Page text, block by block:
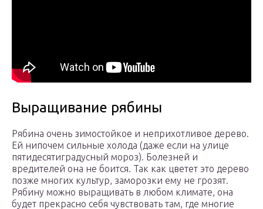
Выращивание рябины
Рябина очень зимостойкое и неприхотливое дерево.
Ей нипочем сильные холода (даже если на улице
пятидесятиградусный мороз). Болезней и
вредителей она не боится. Так как цветет это дерево
позже многих культур, заморозки ему не грозят.
Рябину можно выращивать в любом климате, она
будет прекрасно себя чувствовать там, где многие